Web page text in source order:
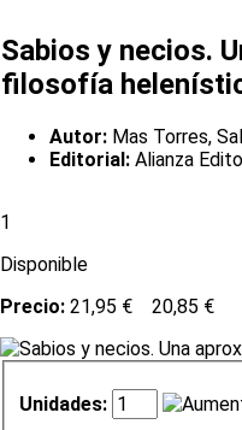
Sabios y necios.
filosofía
Autor: Mas Torres,
Editorial: Alianza
1
Disponible
Precio: 21,95 € 20,85 €
Unidades: